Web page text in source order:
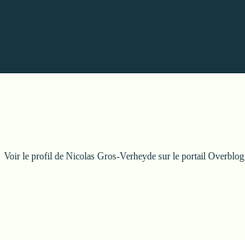
Voir le profil de Nicolas Gros-Verheydesur le portail Overblog